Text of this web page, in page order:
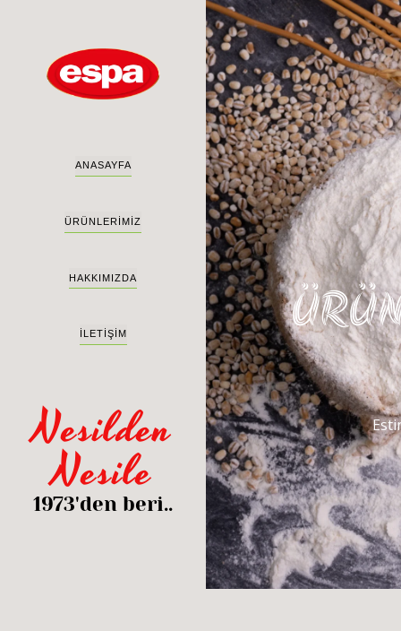
ANASAYFA
ÜRÜNLERİMİZ
HAKKIMIZDA
İLETİŞİM
Nesilden
Nesile
1973'den beri..